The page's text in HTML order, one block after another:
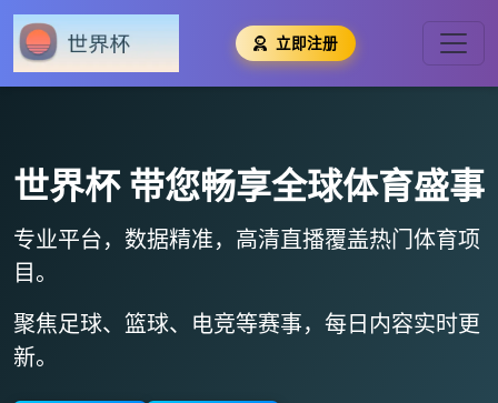
立即注册
世界杯带您畅享全球体育盛事
专业平台，数据精准， 高清直播覆盖热门体育项
目。
聚焦足球、篮球、电竞等赛事， 每日内容实时更
新。